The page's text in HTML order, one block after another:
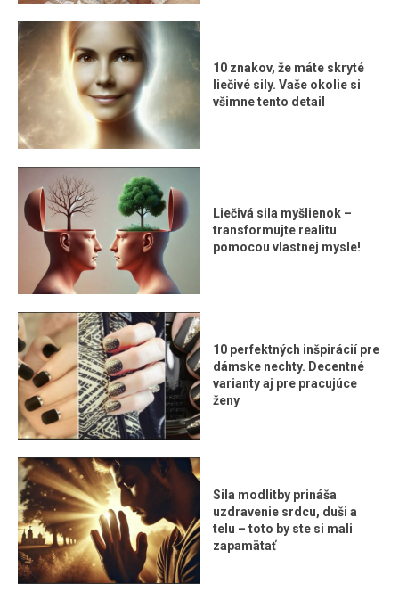
10 znakov, že máte skryté
liečivé sily. Vaše okolie si
všimne tento detail
Liečivá sila myšlienok –
transformujte realitu
pomocou vlastnej mysle!
10 perfektných inšpirácií pre
dámske nechty. Decentné
varianty aj pre pracujúce
ženy
Sila modlitby prináša
uzdravenie srdcu, duši a
telu – toto by ste si mali
zapamätať